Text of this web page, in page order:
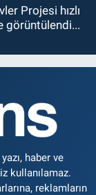
Projesi hızlı
görüntülendi...
haber ve
kullanılamaz.
reklamların